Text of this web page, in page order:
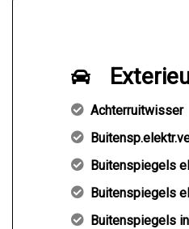
Achterruitwisser
Buitenspiegels
Buitenspiegels
Buitenspiegels